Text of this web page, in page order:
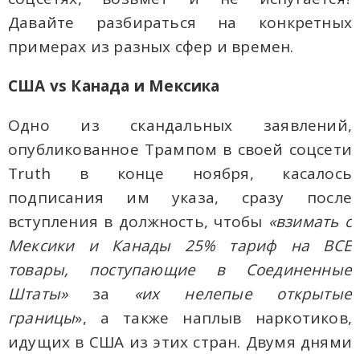
Давайте разбираться на конкретных
примерах из разных сфер и времен.
США vs Канада и Мексика
Одно из скандальных заявлений,
опубликованное Трампом в своей соцсети
Truth в конце ноября, касалось
подписания им указа, сразу после
вступления в должность, чтобы «взимать с
Мексики и Канады 25% тариф на ВСЕ
товары, поступающие в Соединенные
Штаты» за «их нелепые открытые
границы», а также наплыв наркотиков,
идущих в США из этих стран. Двумя днями